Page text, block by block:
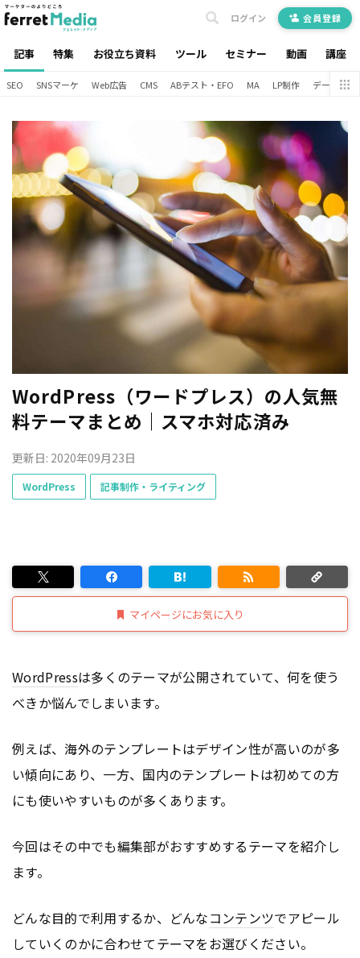
記事 特集 お役立ち資料 ツール セミナー 動画 講座
ログイン 会員登録
SEO SNSマーケ Web広告 CMS ABテスト・EFO MA LP制作 データ分析
WordPress（ワードプレス）の人気無
料テーマまとめ｜スマホ対応済み
更新日: 2020年09月23日
WordPress 記事制作・ライティング
マイページにお気に入り
WordPressは多くのテーマが公開されていて、何を使う
べきか悩んでしまいます。
例えば、海外のテンプレートはデザイン性が高いのが多
い傾向にあり、一方、国内のテンプレートは初めての方
にも使いやすいものが多くあります。
今回はその中でも編集部がおすすめするテーマを紹介し
ます。
どんな目的で利用するか、どんなコンテンツでアピール
していくのかに合わせてテーマをお選びください。